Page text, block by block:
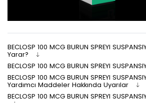
BECLOSP 100 MCG BURUN SPREYI
Yarar?
BECLOSP 100 MCG BURUN SPREYI
BECLOSP 100 MCG BURUN SPREYI
Yardımcı Maddeler Hakkında Uyarılar
BECLOSP 100 MCG BURUN SPREYI